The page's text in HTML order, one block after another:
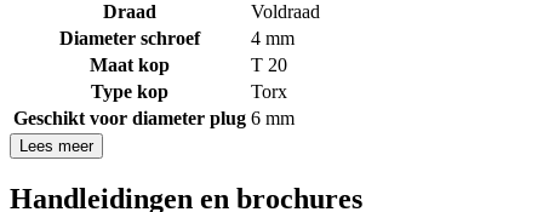
Draad
Voldraad
Diameter schroef
4 mm
Maat kop
T 20
Type kop
Torx
Geschikt voor diameter plug 6 mm
Lees meer
Handleidingen en brochures